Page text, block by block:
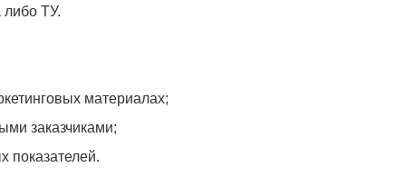
ТУ.
материалах;
заказчиками;
показателей.